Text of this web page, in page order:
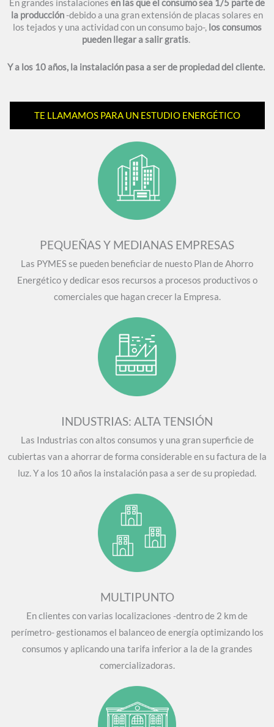
En grandes instalaciones en las que el consumo sea 1/5 parte de
la producción-debido a una gran extensión de placas solares en
los tejados y una actividad con un consumo bajo-, los consumos
pueden llegar a salir gratis.
Y a los 10 años, la instalación pasa a ser de propiedad del cliente.
TE LLAMAMOS PARA UN ESTUDIO ENERGÉTICO
PEQUEÑAS Y MEDIANAS EMPRESAS
Las PYMES se pueden beneficiar de nuesto Plan de Ahorro
Energético y dedicar esos recursos a procesos productivos o
comerciales que hagan crecer la Empresa.
INDUSTRIAS: ALTA TENSIÓN
Las Industrias con altos consumos y una gran superficie de
cubiertas van a ahorrar de forma considerable en su factura de la
luz. Y a los 10 años la instalación pasa a ser de su propiedad.
MULTIPUNTO
En clientes con varias localizaciones -dentro de 2 km de
perímetro- gestionamos el balanceo de energía optimizando los
consumos y aplicando una tarifa inferior a la de la grandes
comercializadoras.